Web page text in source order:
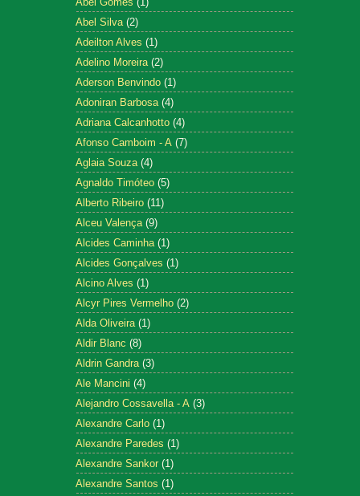
Abel Silva (2)
Adeilton Alves (1)
Adelino Moreira (2)
Aderson Benvindo (1)
Adoniran Barbosa (4)
Adriana Calcanhotto (4)
Afonso Camboim - A (7)
Aglaia Souza (4)
Agnaldo Timóteo (5)
Alberto Ribeiro (11)
Alceu Valença (9)
Alcides Caminha (1)
Alcides Gonçalves (1)
Alcino Alves (1)
Alcyr Pires Vermelho (2)
Alda Oliveira (1)
Aldir Blanc (8)
Aldrin Gandra (3)
Ale Mancini (4)
Alejandro Cossavella - A (3)
Alexandre Carlo (1)
Alexandre Paredes (1)
Alexandre Sankor (1)
Alexandre Santos (1)